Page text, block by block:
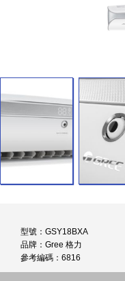
型號：GSY18BXA
品牌：Gree 格力
參考編碼：6816